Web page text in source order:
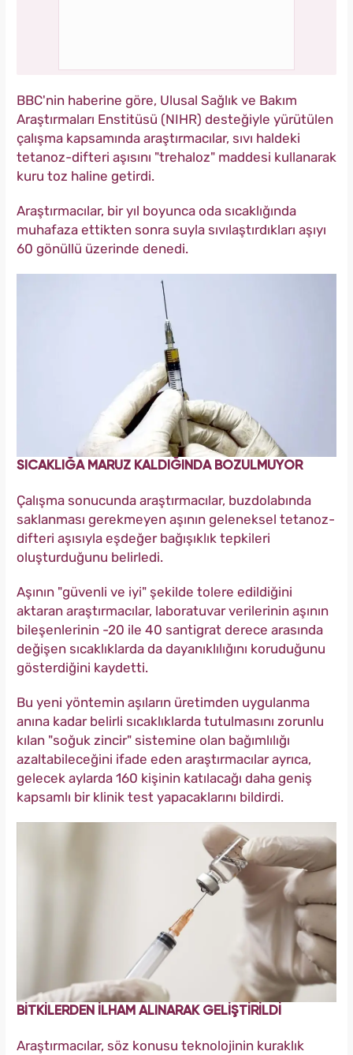
BBC'nin haberine göre, Ulusal Sağlık ve Bakım
Araştırmaları Enstitüsü (NIHR) desteğiyle yürütülen
çalışma kapsamında araştırmacılar, sıvı haldeki
tetanoz-difteri aşısını "trehaloz" maddesi kullanarak
kuru toz haline getirdi.
Araştırmacılar, bir yıl boyunca oda sıcaklığında
muhafaza ettikten sonra suyla sıvılaştırdıkları aşıyı
60 gönüllü üzerinde denedi.
SICAKLIĞA MARUZ KALDIĞINDA BOZULMUYOR
Çalışma sonucunda araştırmacılar, buzdolabında
saklanması gerekmeyen aşının geleneksel tetanoz-
difteri aşısıyla eşdeğer bağışıklık tepkileri
oluşturduğunu belirledi.
Aşının "güvenli ve iyi" şekilde tolere edildiğini
aktaran araştırmacılar, laboratuvar verilerinin aşının
bileşenlerinin -20 ile 40 santigrat derece arasında
değişen sıcaklıklarda da dayanıklılığını koruduğunu
gösterdiğini kaydetti.
Bu yeni yöntemin aşıların üretimden uygulanma
anına kadar belirli sıcaklıklarda tutulmasını zorunlu
kılan "soğuk zincir" sistemine olan bağımlılığı
azaltabileceğini ifade eden araştırmacılar ayrıca,
gelecek aylarda 160 kişinin katılacağı daha geniş
kapsamlı bir klinik test yapacaklarını bildirdi.
BİTKİLERDEN İLHAM ALINARAK GELİŞTİRİLDİ
Araştırmacılar, söz konusu teknolojinin kuraklık